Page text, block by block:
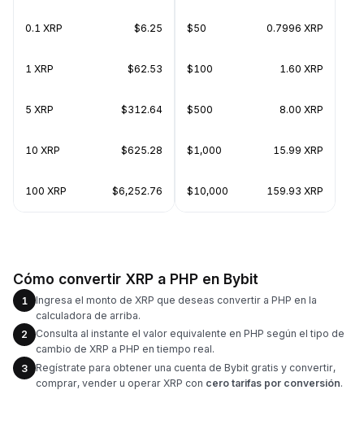
0.1 XRP $6.25
1 XRP $62.53
5 XRP $312.64
10 XRP $625.28
100 XRP $6,252.76
$50 0.7996 XRP
$100 1.60 XRP
$500 8.00 XRP
$1,000 15.99 XRP
$10,000 159.93 XRP
Cómo convertir XRP a PHP en Bybit
1
Ingresa el monto de XRP que deseas convertir a PHP en la
calculadora de arriba.
2
Consulta al instante el valor equivalente en PHP según el tipo de
cambio de XRP a PHP en tiempo real.
3
Regístrate para obtener una cuenta de Bybit gratis y convertir,
comprar, vender u operar XRP con cero tarifas por conversión.